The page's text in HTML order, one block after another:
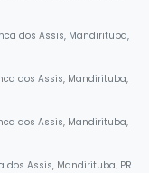
dos Assis, Mandirituba,
dos Assis, Mandirituba,
dos Assis, Mandirituba,
Assis, Mandirituba, PR